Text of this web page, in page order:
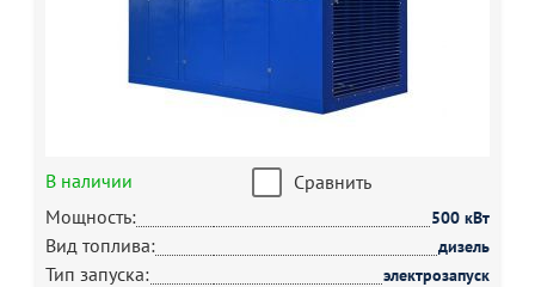
В наличии
Сравнить
Мощность:
500 кВт
Вид топлива: дизель
Тип запуска: электрозапуск